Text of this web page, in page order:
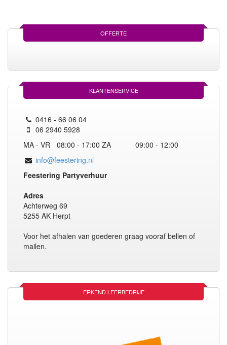
OFFERTE
KLANTENSERVICE
0416 - 66 06 04
06 2940 5928
MA - VR
08:00 - 17:00 ZA
09:00 - 12:00
info@feestering.nl
Feestering Partyverhuur
Adres
Achterweg 69
5255 AK Herpt
Voor het afhalen van goederen graag vooraf bellen of
mailen.
ERKEND LEERBEDRIJF